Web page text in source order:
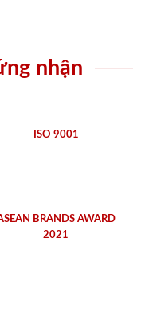
nhận
ISO 9001
BRANDS AWARD
2021